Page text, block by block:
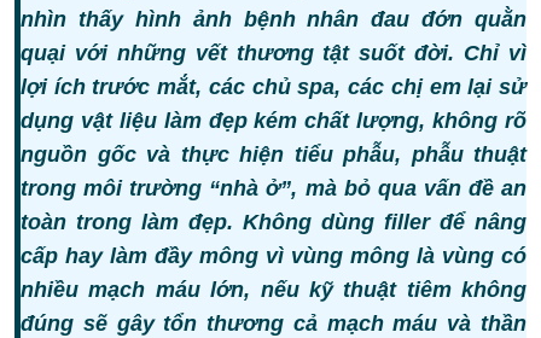
nhìn thấy hình ảnh bệnh nhân đau đớn quằn
quại với những vết thương tật suốt đời. Chỉ vì
lợi ích trước mắt, các chủ spa, các chị em lại sử
dụng vật liệu làm đẹp kém chất lượng, không rõ
nguồn gốc và thực hiện tiểu phẫu, phẫu thuật
trong môi trường “nhà ở”, mà bỏ qua vấn đề an
toàn trong làm đẹp. Không dùng filler để nâng
cấp hay làm đầy mông vì vùng mông là vùng có
nhiều mạch máu lớn, nếu kỹ thuật tiêm không
đúng sẽ gây tổn thương cả mạch máu và thần